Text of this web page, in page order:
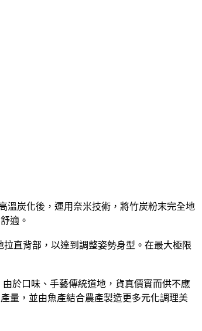
溫炭化後，運用奈米技術，將竹炭粉末完全地
適。
直背部，以達到調整姿勢身型。在最大極限
由於口味、手藝傳統道地，貨真價實而供不應
量，並由魚產結合農產製造更多元化調理美